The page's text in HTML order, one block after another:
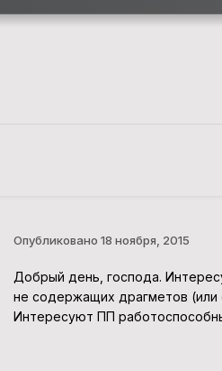
Опубликовано 18 ноября, 2015
Добрый день, господа.
не содержащих драгметов
Интересуют ПП